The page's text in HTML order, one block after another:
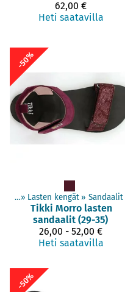
62,00 €
Heti saatavilla
-50%
‪» Lasten kengät ‪» Sandaalit
Tikki Morro lasten
sandaalit (29-35)
26,00 - 52,00 €
Heti saatavilla
Tuotteet ‪»
-50%